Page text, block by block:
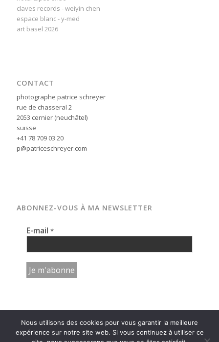
claves records - weiyin chen
espace blanc - y-med
art basel 2026
CONTACT
photographe patrice schreyer
rue de chasseral 2
2053 cernier (neuchâtel)
suisse
+41 78 709 03 20
p@patriceschreyer.com
ABONNEZ-VOUS À MA NEWSLETTER
E-mail *
Nous utilisons des cookies pour vous garantir la meilleure
expérience sur notre site web. Si vous continuez à utiliser ce